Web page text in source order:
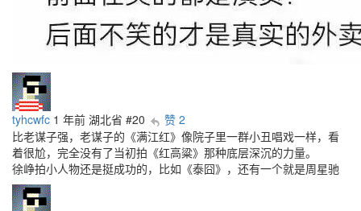
tyhcwfc 1 年前 湖北省 #20
赞 2
比老谋子强，老谋子的《满江红》像院子里一群小丑唱戏一样，看
着很尬，完全没有了当初拍《红高粱》那种底层深沉的力量。
徐峥拍小人物还是挺成功的，比如《泰囧》，还有一个就是周星驰